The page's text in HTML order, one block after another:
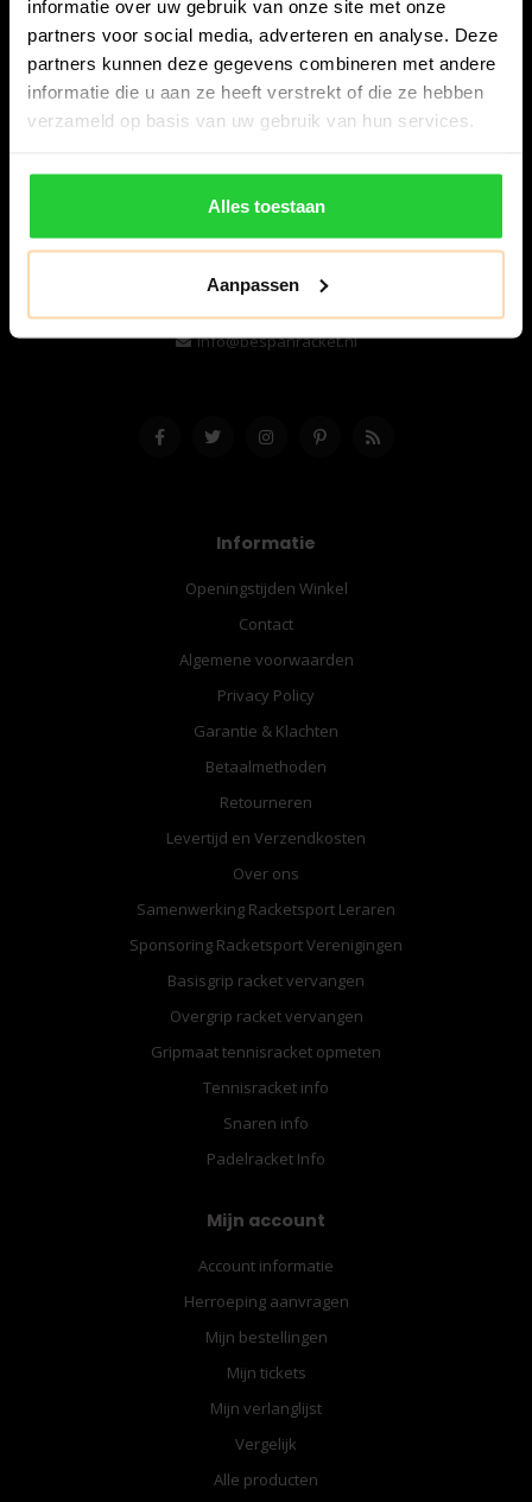
informatie over uw gebruik van onze site met onze
partners voor social media, adverteren en analyse. Deze
partners kunnen deze gegevens combineren met andere
informatie die u aan ze heeft verstrekt of die ze hebben
verzameld op basis van uw gebruik van hun services.
Alles toestaan
Aanpassen
Bespanracket.nl is dé racketspecialist van Lelystad en
omstreken.
Snijdersstraat 6
8224 AA Lelystad
Nederland
06-57276080
info@bespanracket.nl
Informatie
Openingstijden Winkel
Contact
Algemene voorwaarden
Privacy Policy
Garantie & Klachten
Betaalmethoden
Retourneren
Levertijd en Verzendkosten
Over ons
Samenwerking Racketsport Leraren
Sponsoring Racketsport Verenigingen
Basisgrip racket vervangen
Overgrip racket vervangen
Gripmaat tennisracket opmeten
Tennisracket info
Snaren info
Padelracket Info
Mijn account
Account informatie
Herroeping aanvragen
Mijn bestellingen
Mijn tickets
Mijn verlanglijst
Vergelijk
Alle producten